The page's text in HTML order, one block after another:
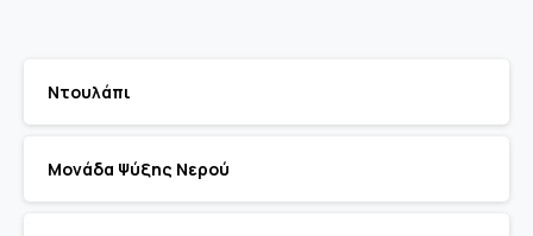
Ντουλάπι
Μονάδα Ψύξης Νερού